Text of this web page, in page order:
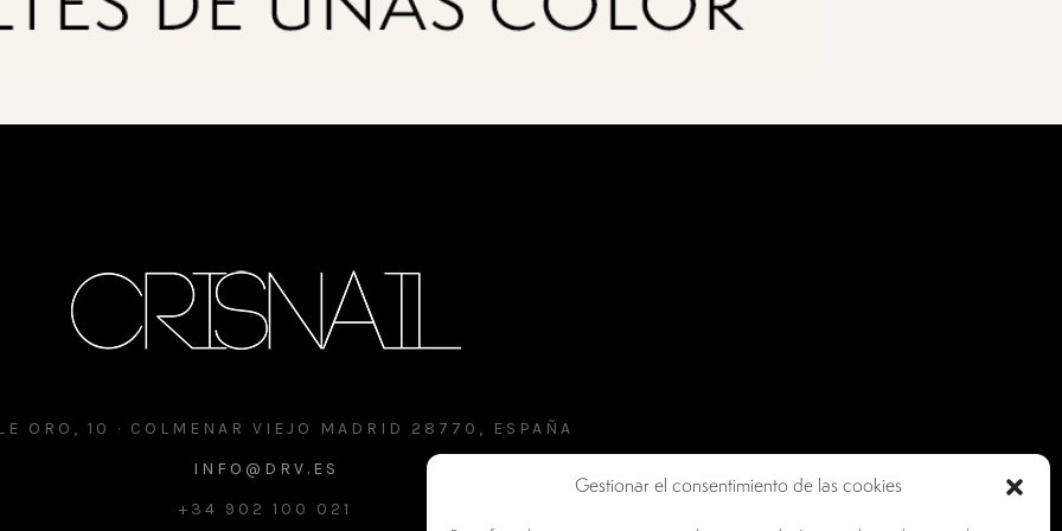
Gestionar el consentimiento de las cookies
ORO, 10 · COLMENAR VIEJO MADRID 28770, ESPAÑA
INFO@DRV.ES
+34 902 100 021